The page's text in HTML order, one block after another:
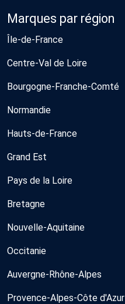
Marques par région
Île-de-France
Centre-Val de Loire
Bourgogne-Franche-Comté
Normandie
Hauts-de-France
Grand Est
Pays de la Loire
Bretagne
Nouvelle-Aquitaine
Occitanie
Auvergne-Rhône-Alpes
Provence-Alpes-Côte d'Azur